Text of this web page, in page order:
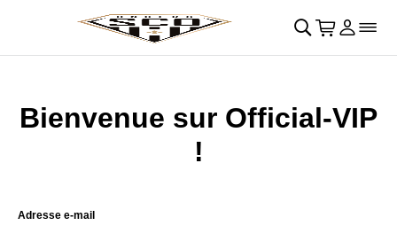
Retour au menu principal􀄫
􀊫 Cart
􀍩 Se
􀉩􀌇
Bienvenue sur Official-VIP
!
Adresse e-mail